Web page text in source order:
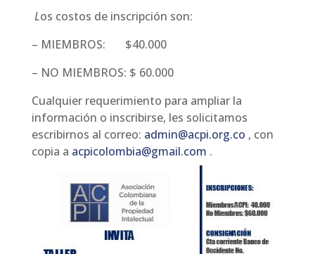
Los costos de inscripción son:
– MIEMBROS: $40.000
– NO MIEMBROS: $ 60.000
Cualquier requerimiento para ampliar la
información o inscribirse, les solicitamos
escribirnos al correo: admin@acpi.org.co , con
copia a acpicolombia@gmail.com .